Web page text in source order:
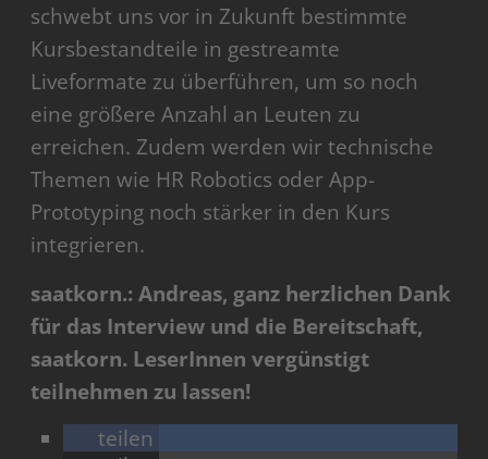
schwebt uns vor in Zukunft bestimmte
Kursbestandteile in gestreamte
Liveformate zu überführen, um so noch
eine größere Anzahl an Leuten zu
erreichen. Zudem werden wir technische
Themen wie HR Robotics oder App-
Prototyping noch stärker in den Kurs
integrieren.
saatkorn.: Andreas, ganz herzlichen Dank
für das Interview und die Bereitschaft,
saatkorn. LeserInnen vergünstigt
teilnehmen zu lassen!
teilen